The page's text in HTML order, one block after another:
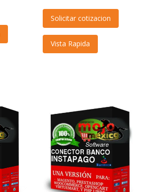
Solicitar cotizacion
Vista Rapida